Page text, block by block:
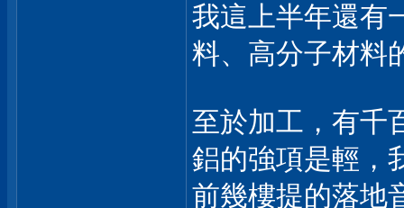
我這上半年還有
料、高分子材料
至於加工，有千
鋁的強項是輕，
前幾樓提的落地